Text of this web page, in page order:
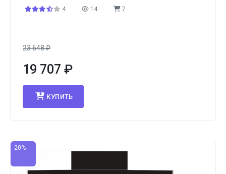
4
14 7
23 648₽
19 707 ₽
КУПИТЬ
-20%